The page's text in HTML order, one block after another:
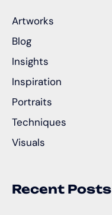
Artworks
Blog
Insights
Inspiration
Portraits
Techniques
Visuals
Recent Posts